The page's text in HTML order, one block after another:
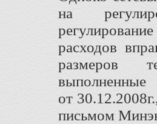
на
расходов
размеров
от
письмом